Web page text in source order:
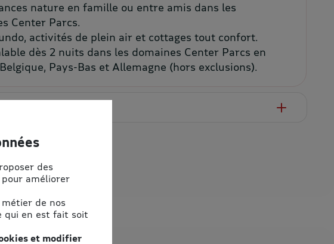
nature en famille ou entre amis dans les
Center Parcs.
activités de plein air et cottages tout confort.
dès 2 nuits dans les domaines Center Parcs en
Pays-Bas et Allemagne (hors exclusions).
des
améliorer
de nos
qui en est fait soit
et modifier